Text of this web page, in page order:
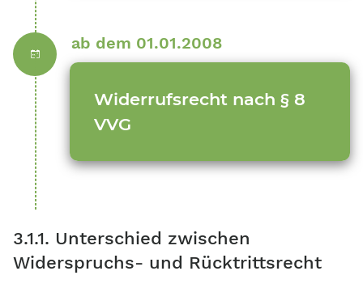
ab dem 01.01.2008
Widerrufsrecht nach § 8
VVG
3.1.1. Unterschied zwischen
Widerspruchs- und Rücktrittsrecht